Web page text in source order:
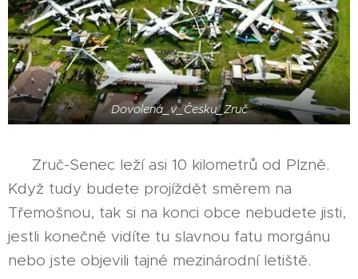
Dovolená_v_Česku_Zruč
Zruč-Senec leží asi 10 kilometrů od Plzně.
Když tudy budete projíždět směrem na
Třemošnou, tak si na konci obce nebudete jisti,
jestli konečně vidíte tu slavnou fatu morgánu
nebo jste objevili tajné mezinárodní letiště.